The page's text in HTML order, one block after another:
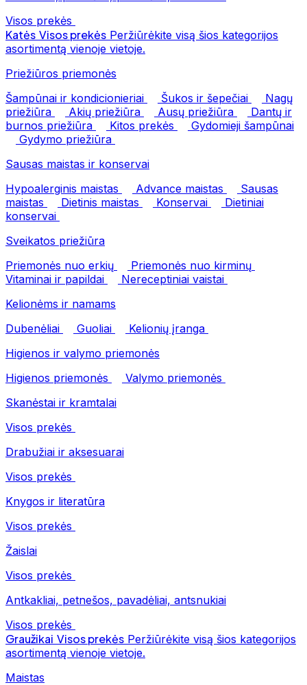
Visos prekės
Katės Visos prekės Peržiūrėkite visą šios kategorijos
asortimentą vienoje vietoje.
Priežiūros priemonės
Šampūnai ir kondicionieriai
Šukos ir šepečiai
Nagų
priežiūra
Akių priežiūra Ausų priežiūra
Dantų ir
burnos priežiūra
Kitos prekės
Gydomieji šampūnai
Gydymo priežiūra
Sausas maistas ir konservai
Hypoalerginis maistas
Advance maistas
Sausas
maistas
Dietinis maistas Konservai
Dietiniai
konservai
Sveikatos priežiūra
Priemonės nuo erkių
Priemonės nuo kirminų
Vitaminai ir papildai
Nereceptiniai vaistai
Kelionėms ir namams
Dubenėliai
Guoliai
Kelionių įranga
Higienos ir valymo priemonės
Higienos priemonės
Valymo priemonės
Skanėstai ir kramtalai
Visos prekės
Drabužiai ir aksesuarai
Visos prekės
Knygos ir literatūra
Visos prekės
Žaislai
Visos prekės
Antkakliai, petnešos, pavadėliai, antsnukiai
Visos prekės
Graužikai Visos prekės Peržiūrėkite visą šios kategorijos
asortimentą vienoje vietoje.
Maistas